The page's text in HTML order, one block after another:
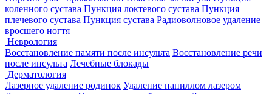
коленного сустава Пункция локтевого сустава Пункция
плечевого сустава Пункция сустава Радиоволновое удаление
вросшего ногтя
Неврология
Восстановление памяти после инсульта Восстановление речи
после инсульта Лечебные блокады
Дерматология
Лазерное удаление родинок Удаление папиллом лазером